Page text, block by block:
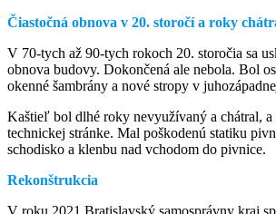
Čiastočná obnova v 20. storočí a roky
V 70-tych až 90-tych rokoch 20. storočia sa
obnova budovy. Dokončená ale nebola. Bol
okenné šambrány a nové stropy v
Kaštieľ bol dlhé roky nevyužívaný a chátral, a
technickej stránke. Mal poškodenú statiku
schodisko a klenbu nad vchodom do pivnice.
Rekonštrukcia
V roku 2021 Bratislavský samosprávny kraj